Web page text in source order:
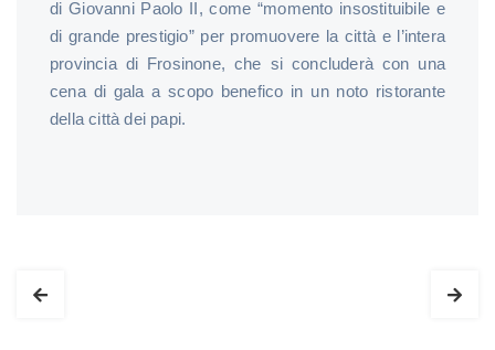
di Giovanni Paolo II, come “momento insostituibile e
di grande prestigio” per promuovere la città e l’intera
provincia di Frosinone, che si concluderà con una
cena di gala a scopo benefico in un noto ristorante
della città dei papi.